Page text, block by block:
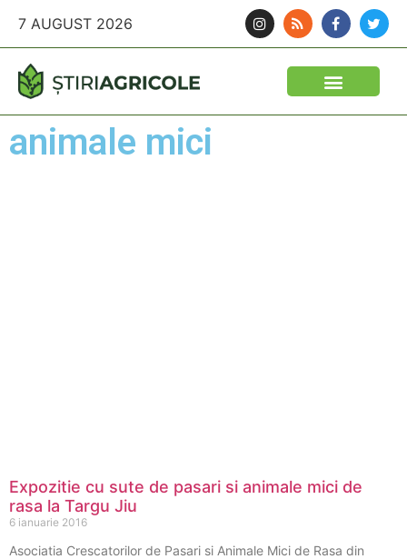
7 AUGUST 2026
animale mici
Expozitie cu sute de pasari si animale mici de
rasa la Targu Jiu
6 ianuarie 2016
Asociatia Crescatorilor de Pasari si Animale Mici de Rasa din